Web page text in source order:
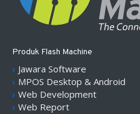
Produk Flash Machine
Jawara Software
MPOS Desktop & Android
Web Development
Web Report